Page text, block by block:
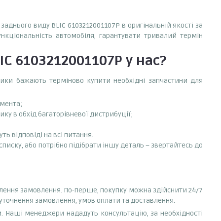
виду BLIC 6103212001107P в оригінальній якості за
автомобіля, гарантувати тривалий термін
6103212001107P у нас?
бажають терміново купити необхідні запчастини для
в обхід багаторівневої дистрибуції;
відповіді на всі питання.
або потрібно підібрати іншу деталь – звертайтесь до
замовлення. По-перше, покупку можна здійснити 24/7
замовлення, умов оплати та доставлення.
менеджери нададуть консультацію, за необхідності